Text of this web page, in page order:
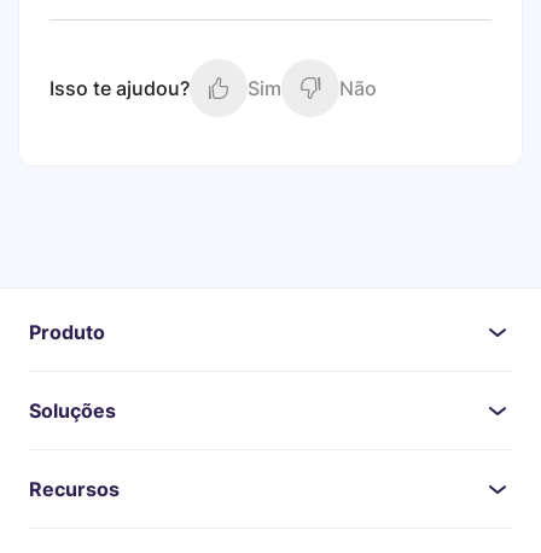
Isso te ajudou? Sim Não
Produto
Soluções
Recursos